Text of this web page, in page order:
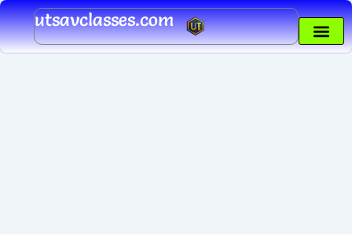
Skip
to
content
utsavclasses.com